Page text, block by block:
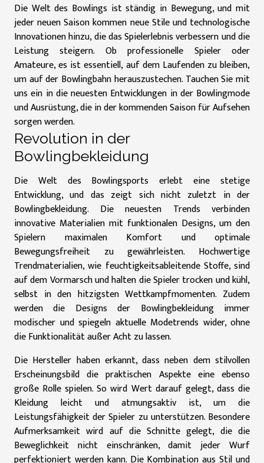
Die Welt des Bowlings ist ständig in Bewegung, und mit
jeder neuen Saison kommen neue Stile und technologische
Innovationen hinzu, die das Spielerlebnis verbessern und die
Leistung steigern. Ob professionelle Spieler oder
Amateure, es ist essentiell, auf dem Laufenden zu bleiben,
um auf der Bowlingbahn herauszustechen. Tauchen Sie mit
uns ein in die neuesten Entwicklungen in der Bowlingmode
und Ausrüstung, die in der kommenden Saison für Aufsehen
sorgen werden.
Revolution in der
Bowlingbekleidung
Die Welt des Bowlingsports erlebt eine stetige
Entwicklung, und das zeigt sich nicht zuletzt in der
Bowlingbekleidung. Die neuesten Trends verbinden
innovative Materialien mit funktionalen Designs, um den
Spielern maximalen Komfort und optimale
Bewegungsfreiheit zu gewährleisten. Hochwertige
Trendmaterialien, wie feuchtigkeitsableitende Stoffe, sind
auf dem Vormarsch und halten die Spieler trocken und kühl,
selbst in den hitzigsten Wettkampfmomenten. Zudem
werden die Designs der Bowlingbekleidung immer
modischer und spiegeln aktuelle Modetrends wider, ohne
die Funktionalität außer Acht zu lassen.
Die Hersteller haben erkannt, dass neben dem stilvollen
Erscheinungsbild die praktischen Aspekte eine ebenso
große Rolle spielen. So wird Wert darauf gelegt, dass die
Kleidung leicht und atmungsaktiv ist, um die
Leistungsfähigkeit der Spieler zu unterstützen. Besondere
Aufmerksamkeit wird auf die Schnitte gelegt, die die
Beweglichkeit nicht einschränken, damit jeder Wurf
perfektioniert werden kann. Die Kombination aus Stil und